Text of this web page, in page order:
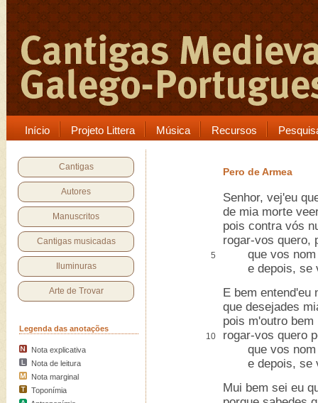
Início Projeto Littera Música Recursos
Cantigas
Autores
Manuscritos
Cantigas musicadas
Iluminuras
Arte de Trovar
Legenda das anotações
Nota explicativa
Nota de leitura
Nota marginal
Toponímia
Pero de Armea
Senhor, vej'eu
de mia morte
pois contra vós
rogar-vos quero,
5
que vos nom
e depois, se
E bem entend'eu
que desejades
pois m'outro
10
rogar-vos quero
que vos nom
e depois, se
Mui bem sei eu